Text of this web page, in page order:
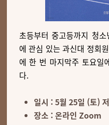
초등부터 중고등까지 청
에 관심 있는 과신대 정회
에 한 번 마지막주 토요일
다.
일시 : 5월 25일 (토)
장소 : 온라인 Zoom